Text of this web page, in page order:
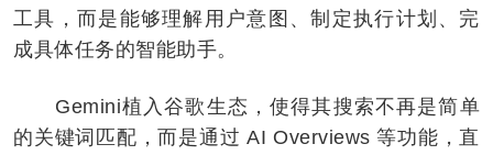
工具，而是能够理解用户意图、制定执行计划、完
成具体任务的智能助手。
Gemini植入谷歌生态，使得其搜索不再是简单
的关键词匹配，而是通过 AI Overviews 等功能，直